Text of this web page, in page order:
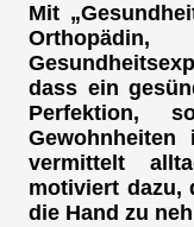
Mit
dass ein
Perfektion,
vermittelt
motiviert dazu,
die Hand zu